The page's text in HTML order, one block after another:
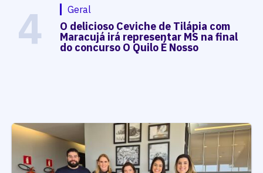
4 Geral
O delicioso Ceviche de Tilápia com
Maracujá irá representar MS na final
do concurso O Quilo É Nosso